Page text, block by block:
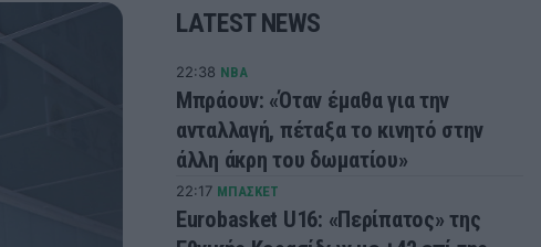
LATEST NEWS
22:38 NBA
Μπράουν: «Όταν έμαθα για την
ανταλλαγή, πέταξα το κινητό στην
άλλη άκρη του δωματίου»
22:17 ΜΠΑΣΚΕΤ
Eurobasket U16: «Περίπατος» της